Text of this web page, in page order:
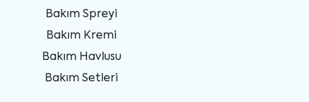
Bakım Spreyi
Bakım Kremi
Bakım Havlusu
Bakım Setleri